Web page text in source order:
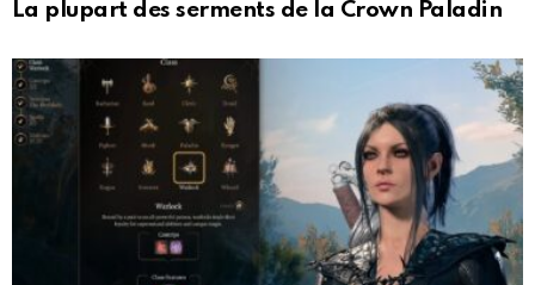
La plupart des serments de la Crown Paladin